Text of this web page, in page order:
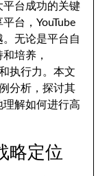
平台成功的关键
台，YouTube
无论是平台自
培养，
执行力。本文
分析，探讨其
解如何进行高
略定位